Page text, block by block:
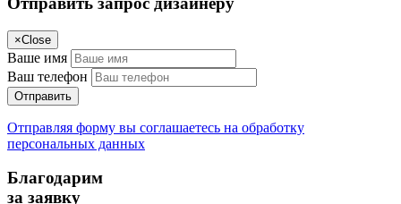
×Close
Ваше имя
Ваш телефон
Отправить
Отправляя форму вы соглашаетесь на обработку
персональных данных
Благодарим
за заявку